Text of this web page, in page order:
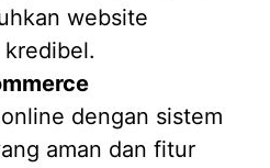
website
dengan sistem
aman dan fitur